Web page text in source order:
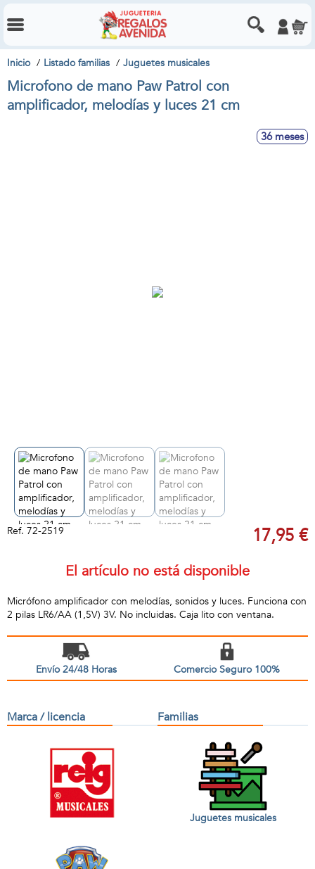
Inicio Listado familias Juguetes musicales
Microfono de mano Paw Patrol con
amplificador, melodías y luces 21 cm
36 meses
Ref. 72-2519 17,95 €
El artículo no está disponible
Micrófono amplificador con melodías, sonidos y luces. Funciona con
2 pilas LR6/AA (1,5V) 3V. No incluidas. Caja lito con ventana.
Envío 24/48 Horas Comercio Seguro 100%
Marca / licencia Familias
Juguetes musicales